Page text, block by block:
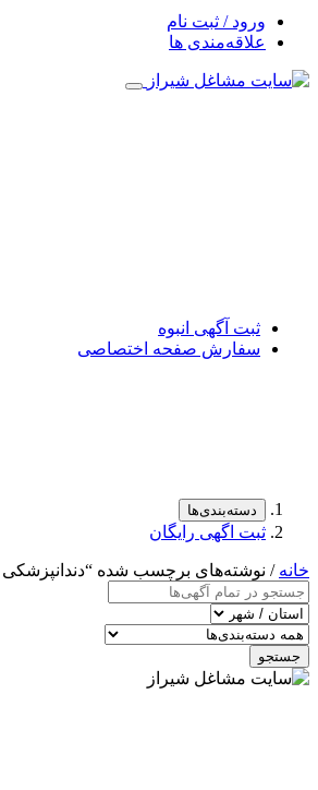
ورود / ثبت نام
علاقه‌مندی ها
ثبت آگهی انبوه
سفارش صفحه اختصاصی
دسته‌بندی‌ها
ثبت اگهی رایگان
خانه / نوشته‌های برچسب شده “دندانپزشکی
جستجو